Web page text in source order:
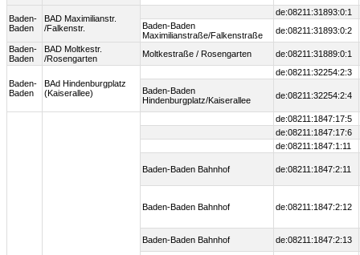
Baden-
Baden
BAD Maximilianstr.
/Falkenstr.
de:08211:31893:0:1
Baden-Baden
Maximilianstraße/Falkenstraße
de:08211:31893:0:2
Baden-
Baden
BAD Moltkestr.
/Rosengarten
Moltkestraße / Rosengarten de:08211:31889:0:1
Baden-
Baden
BAd Hindenburgplatz
(Kaiserallee)
de:08211:32254:2:3
Baden-Baden
Hindenburgplatz/Kaiserallee
de:08211:32254:2:4
de:08211:1847:17:5
de:08211:1847:17:6
de:08211:1847:1:11
Baden-Baden Bahnhof de:08211:1847:2:11
Baden-Baden Bahnhof de:08211:1847:2:12
Baden-Baden Bahnhof de:08211:1847:2:13